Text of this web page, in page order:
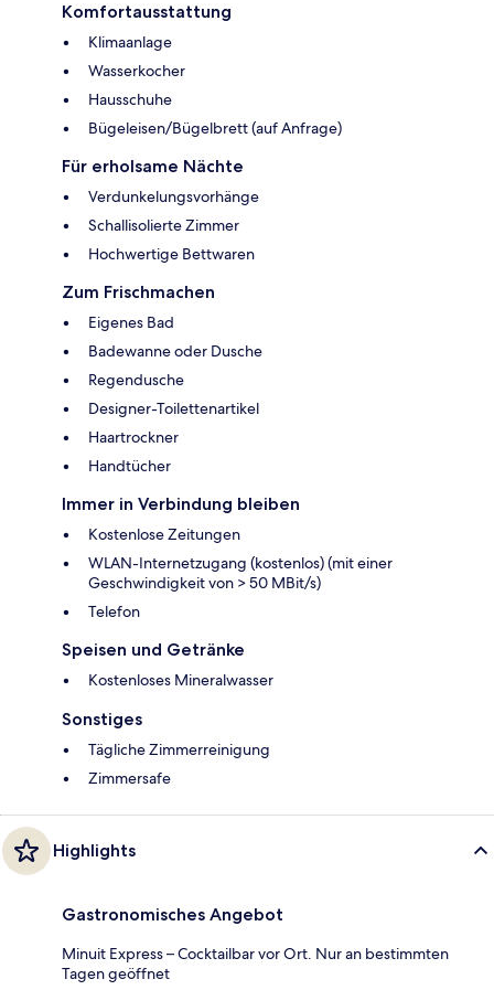
Komfortausstattung
Klimaanlage
Wasserkocher
Hausschuhe
Bügeleisen/Bügelbrett (auf Anfrage)
Für erholsame Nächte
Verdunkelungsvorhänge
Schallisolierte Zimmer
Hochwertige Bettwaren
Zum Frischmachen
Eigenes Bad
Badewanne oder Dusche
Regendusche
Designer-Toilettenartikel
Haartrockner
Handtücher
Immer in Verbindung bleiben
Kostenlose Zeitungen
WLAN-Internetzugang (kostenlos) (mit einer
Geschwindigkeit von > 50 MBit/s)
Telefon
Speisen und Getränke
Kostenloses Mineralwasser
Sonstiges
Tägliche Zimmerreinigung
Zimmersafe
Highlights
Gastronomisches Angebot
Minuit Express – Cocktailbar vor Ort. Nur an bestimmten
Tagen geöffnet